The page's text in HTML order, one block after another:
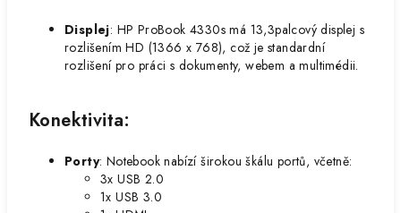
Displej: HP ProBook 4330s má 13,3palcový displej s
rozlišením HD (1366 x 768), což je standardní
rozlišení pro práci s dokumenty, webem a multimédii.
Konektivita:
Porty: Notebook nabízí širokou škálu portů, včetně:
3x USB 2.0
1x USB 3.0